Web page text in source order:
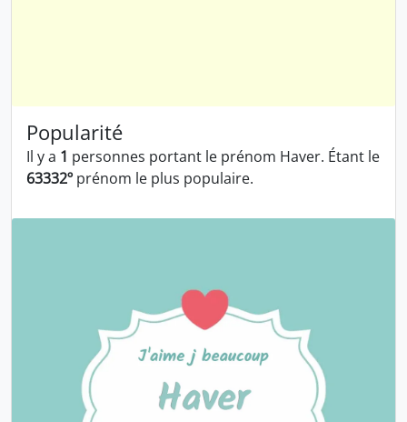
Popularité
Il y a 1 personnes portant le prénom Haver. Étant le
63332º prénom le plus populaire.